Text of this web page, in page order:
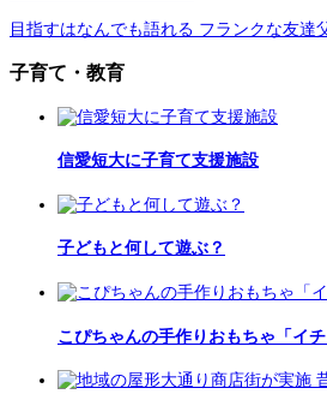
目指すはなんでも語れる フランクな友達
子育て・教育
信愛短大に子育て支援施設
子どもと何して遊ぶ？
こぴちゃんの手作りおもちゃ「イチ